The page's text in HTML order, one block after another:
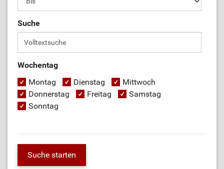
Suche
Wochentag
Montag
Dienstag
Mittwoch
Donnerstag
Freitag
Samstag
Sonntag